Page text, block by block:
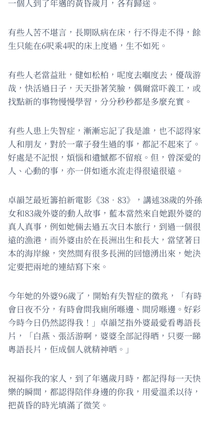
一個人到了年邁的黃昏歲月，各有歸途。
有些人苦不堪言，長期臥病在床，行不得走不得，餘
生只能在6呎乘4呎的床上度過，生不如死。
有些人老當益壯，健如松柏，呢度去嗰度去，優哉游
哉，快活過日子，天天掛著笑臉，偶爾當吓義工，或
找點新的事物慢慢學習，分分秒秒都是多麼充實。
有些人患上失智症，漸漸忘記了我是誰，也不認得家
人和朋友，對於一輩子發生過的事，都記不起來了。
好處是不記恨，煩惱和遺憾都不留痕。但，曾深愛的
人、心動的事，亦一併如逝水流走得很遠很遠。
卓韻芝最近籌拍新電影《38．83》，講述38歲的外孫
女和83歲外婆的動人故事，藍本當然來自她跟外婆的
真人真事，例如她倆去過五次日本旅行，到過一個很
遠的漁港，而外婆由於在長洲出生和長大，當望著日
本的海岸線，突然間有很多長洲的回憶湧出來，她決
定要把兩地的連結寫下來。
今年她的外婆96歲了，開始有失智症的徵兆，「有時
會日夜不分，有時會問我廁所喺邊、間房喺邊。好彩
今時今日仍然認得我！」卓韻芝指外婆最愛看粵語長
片，「白燕、張活游啊，婆婆全部記得晒，只要一睇
粵語長片，佢成個人就精神晒。」
祝福你我的家人，到了年邁歲月時，都記得每一天快
樂的瞬間，都認得陪伴身邊的你我，用愛溫柔以待，
把黃昏的時光填滿了微笑。